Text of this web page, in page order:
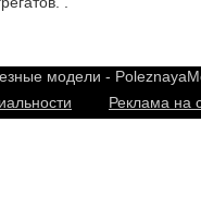
модели -
Реклама на